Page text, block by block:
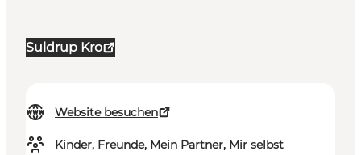
Suldrup Kro
Website besuchen
Kinder, Freunde, Mein Partner, Mir selbst